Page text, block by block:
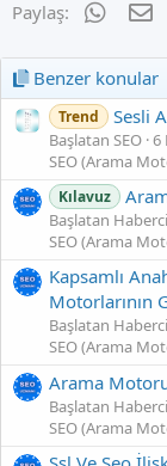
Paylaş:
Benzer konular
Trend Sesli
Başlatan SEO 6
SEO (Arama
Kılavuz
Başlatan Haberci
SEO (Arama
Kapsamlı
Motorlarının
Başlatan Haberci
SEO (Arama
Arama
Başlatan Haberci
SEO (Arama